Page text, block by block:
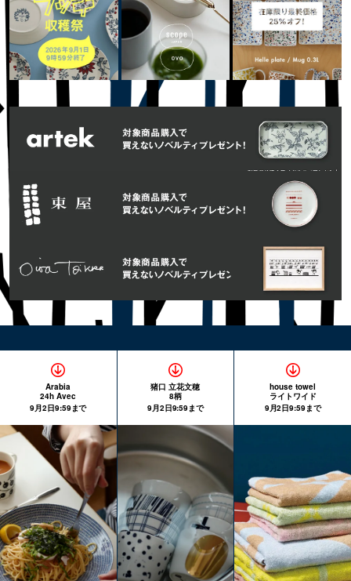
Arabia
24h Avec
9月2日9:59まで
猪口 立花文穂
8柄
9月2日9:59まで
house towel
ライトワイド
9月2日9:59まで